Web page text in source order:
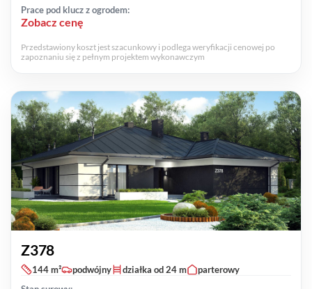
Prace pod klucz z ogrodem:
Zobacz cenę
Przedstawiony koszt jest szacunkowy i podlega weryfikacji cenowej po
zapoznaniu się z pełnym projektem wykonawczym
Z378
144 m² podwójny działka od 24 m
parterowy